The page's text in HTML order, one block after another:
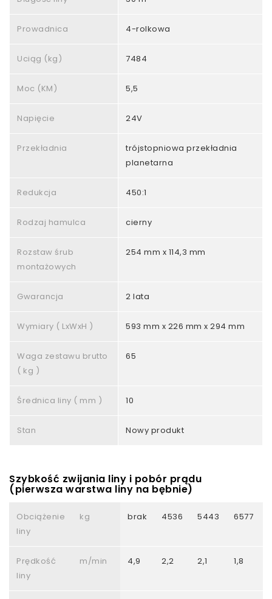
Prowadnica 4-rolkowa
Uciąg (kg) 7484
Moc (KM) 5,5
Napięcie 24V
Przekładnia
trójstopniowa przekładnia
planetarna
Redukcja 450:1
Rodzaj hamulca cierny
Rozstaw śrub
montażowych
254 mm x 114,3 mm
Gwarancja 2 lata
Wymiary ( LxWxH ) 593 mm x 226 mm x 294 mm
Waga zestawu brutto
( kg )
65
Średnica liny ( mm ) 10
Stan Nowy produkt
Szybkość zwijania liny i pobór prądu
(pierwsza warstwa liny na bębnie)
Obciążenie
liny
kg brak 4536 5443 6577
Prędkość
liny
m/min 4,9 2,2 2,1 1,8